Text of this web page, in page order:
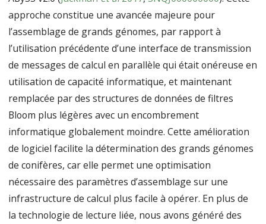
approche constitue une avancée majeure pour
l’assemblage de grands génomes, par rapport à
l’utilisation précédente d’une interface de transmission
de messages de calcul en parallèle qui était onéreuse en
utilisation de capacité informatique, et maintenant
remplacée par des structures de données de filtres
Bloom plus légères avec un encombrement
informatique globalement moindre. Cette amélioration
de logiciel facilite la détermination des grands génomes
de conifères, car elle permet une optimisation
nécessaire des paramètres d’assemblage sur une
infrastructure de calcul plus facile à opérer. En plus de
la technologie de lecture liée, nous avons généré des